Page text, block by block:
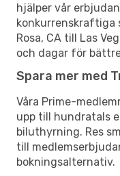
hjälper vår
Rosa, CA till Las
och dagar för
Spara mer med
Våra Prime-
upp till hundratals
biluthyrning. Res
till
bokningsalternativ.